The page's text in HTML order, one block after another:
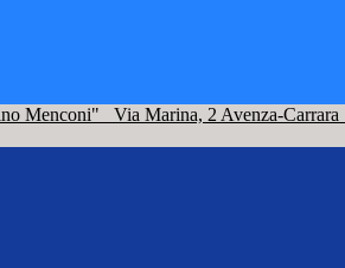
Menconi" Via Marina, 2 Avenza-Carrara